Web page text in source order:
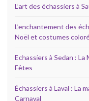
L’art des échassiers à
L’enchantement des
Noël et costumes
Echassiers à Sedan :
Fêtes
Échassiers à Laval : La
Carnaval